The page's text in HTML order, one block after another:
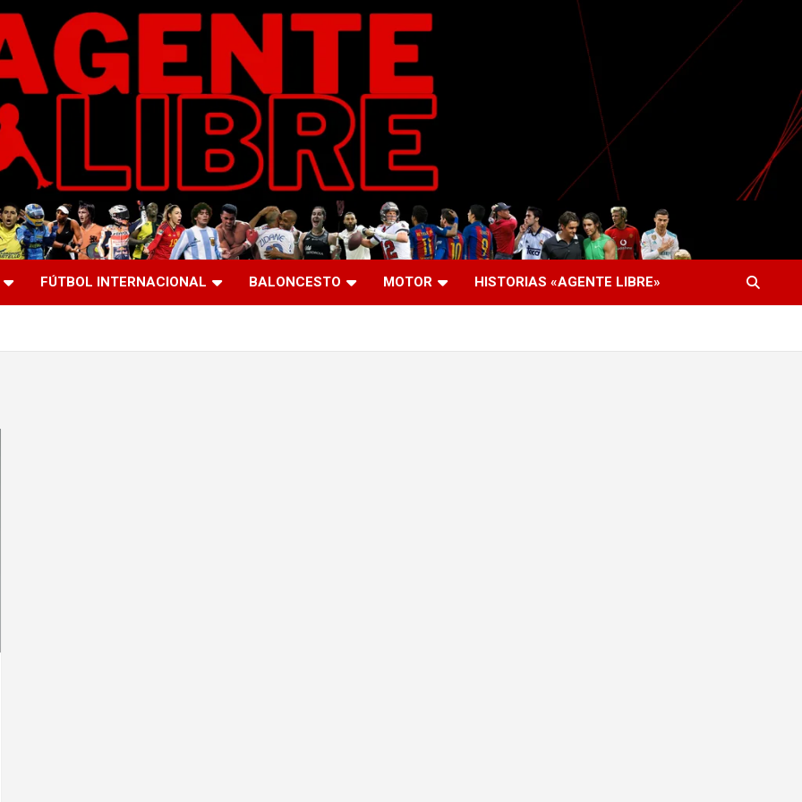
FÚTBOL INTERNACIONAL BALONCESTO MOTOR HISTORIAS «AGENTE LIBRE»